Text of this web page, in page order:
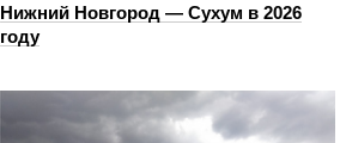
Нижний Новгород — Сухум в 2026
году